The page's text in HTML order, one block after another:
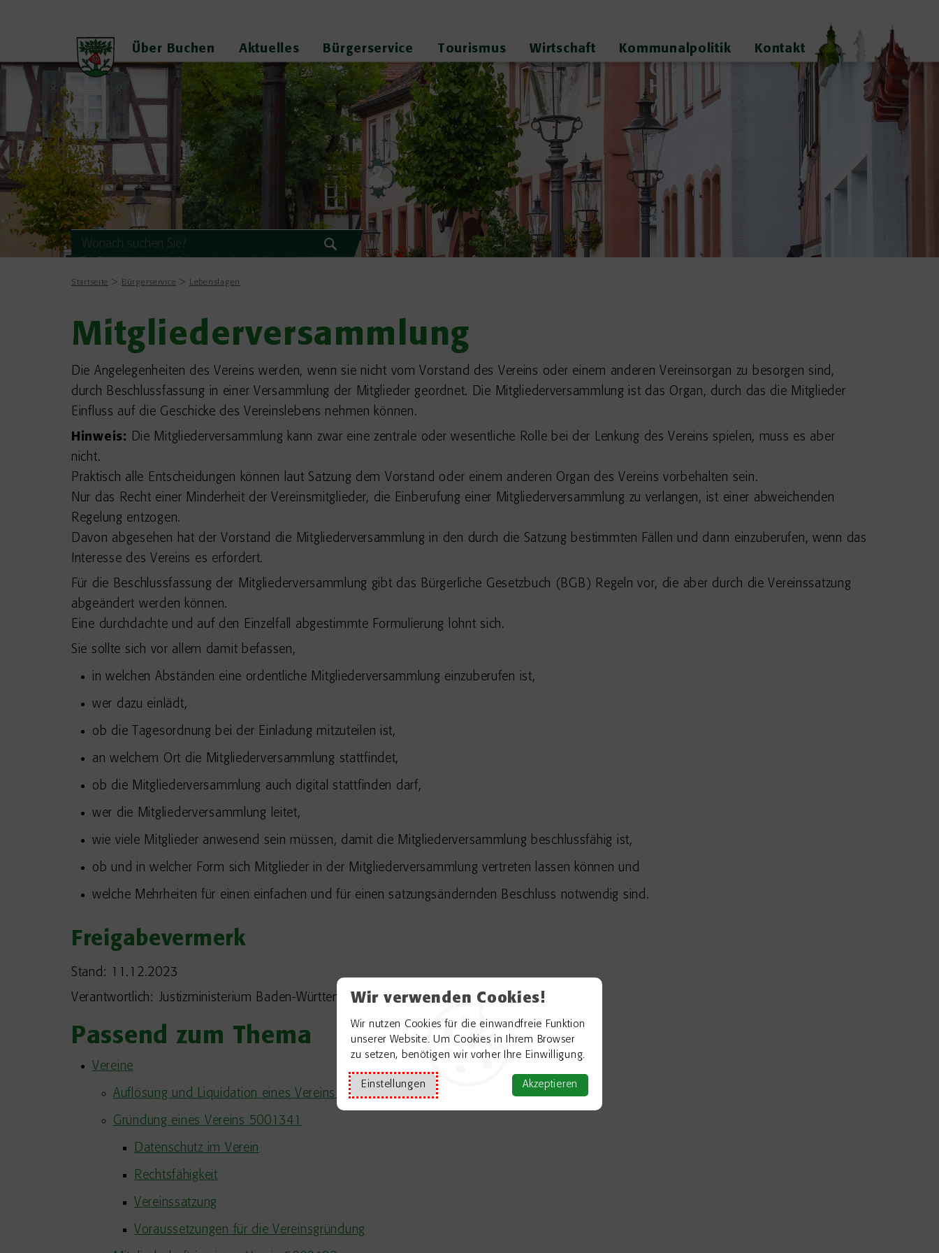
Wir verwenden Cookies!
Wir nutzen Cookies für die einwandfreie Funktion
unserer Website. Um Cookies in Ihrem Browser
zu setzen, benötigen wir vorher Ihre Einwilligung.
Einstellungen Akzeptieren
Über Buchen Aktuelles Bürgerservice Tourismus Wirtschaft Kommunalpolitik Kontakt
Startseite Bürgerservice Lebenslagen
Mitgliederversammlung
Die Angelegenheiten des Vereins werden, wenn sie nicht vom Vorstand des Vereins oder einem anderen Vereinsorgan zu besorgen sind,
durch Beschlussfassung in einer Versammlung der Mitglieder geordnet. Die Mitgliederversammlung ist das Organ, durch das die Mitglieder
Einfluss auf die Geschicke des Vereinslebens nehmen können.
H inweis: Die Mitgliederversammlung kann zwar eine zentrale oder wesentliche Rolle bei der Lenkung des Vereins spielen, muss es aber
nicht.
Praktisch alle Entscheidungen können laut Satzung dem Vorstand oder einem anderen Organ des Vereins vorbehalten sein.
Nur das Recht einer Minderheit der Vereinsmitglieder, die Einberufung einer Mitgliederversammlung zu verlangen, ist einer abweichenden
Regelung entzogen.
Davon abgesehen hat der Vorstand die Mitgliederversammlung in den durch die Satzung bestimmten Fällen und dann einzuberufen, wenn das
Interesse des Vereins es erfordert.
Für die Beschlussfassung der Mitgliederversammlung gibt das Bürgerliche Gesetzbuch (BGB) Regeln vor, die aber durch die Vereinssatzung
abgeändert werden können.
Eine durchdachte und auf den Einzelfall abgestimmte Formulierung lohnt sich.
Sie sollte sich vor allem damit befassen,
in welchen Abständen eine ordentliche Mitgliederversammlung einzuberufen ist,
wer dazu einlädt,
ob die Tagesordnung bei der Einladung mitzuteilen ist,
an welchem Ort die Mitgliederversammlung stattfindet,
ob die Mitgliederversammlung auch digital stattfinden darf,
wer die Mitgliederversammlung leitet,
wie viele Mitglieder anwesend sein müssen, damit die Mitgliederversammlung beschlussfähig ist,
ob und in welcher Form sich Mitglieder in der Mitgliederversammlung vertreten lassen können und
welche Mehrheiten für einen einfachen und für einen satzungsändernden Beschluss notwendig sind.
Freigabevermerk
Stand: 11.12.2023
Verantwortlich: Justizministerium Baden-Württemberg
Passend zum Thema
Vereine
Auflösung und Liquidation eines Vereins 5001447
Gründung eines Vereins 5001341
Datenschutz im Verein
Rechtsfähigkeit
Vereinssatzung
Voraussetzungen für die Vereinsgründung